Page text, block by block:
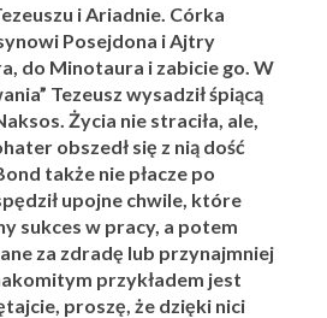
i Ariadnie. Córka
Posejdona i Ajtry
do Minotaura i zabicie go. W
Tezeusz wysadził śpiącą
Życia nie straciła, ale,
obszedł się z nią dość
także nie płacze po
upojne chwile, które
sukces w pracy, a potem
za zdradę lub przynajmniej
przykładem jest
proszę, że dzięki nici